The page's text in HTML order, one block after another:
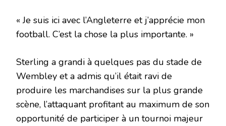
« Je suis ici avec l’Angleterre et j’apprécie mon
football. C’est la chose la plus importante. »
Sterling a grandi à quelques pas du stade de
Wembley et a admis qu’il était ravi de
produire les marchandises sur la plus grande
scène, l’attaquant profitant au maximum de son
opportunité de participer à un tournoi majeur